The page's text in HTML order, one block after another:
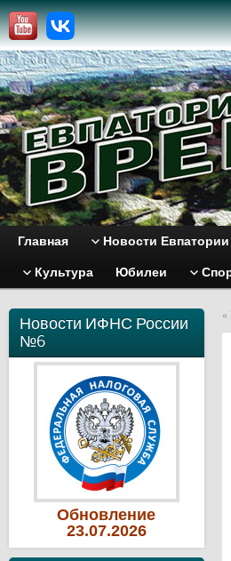
Главная Новости Евпатории
Культура Юбилеи
Новости ИФНС России
№6
Обновление
23.07.2026
«